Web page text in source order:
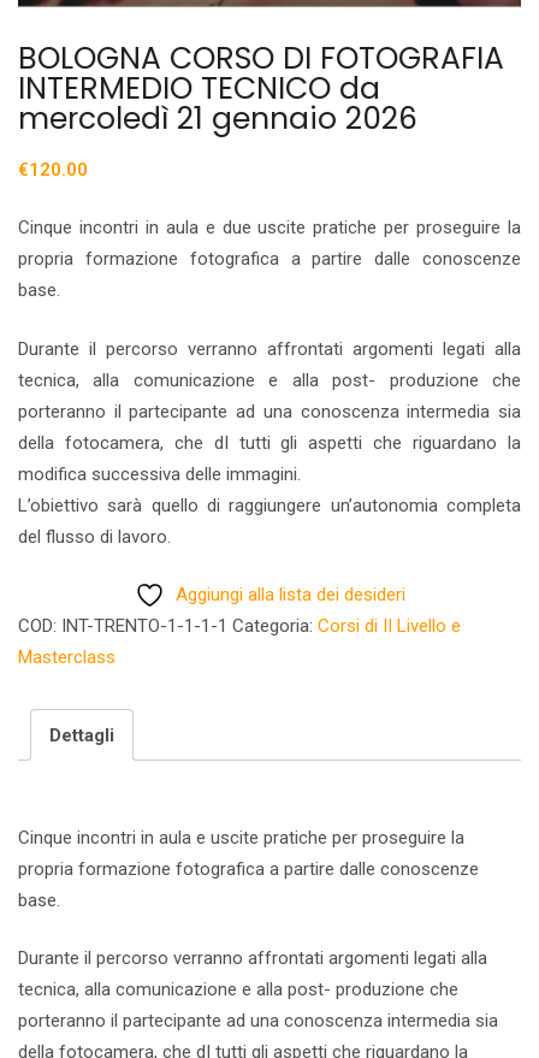
BOLOGNA CORSO DI FOTOGRAFIA
INTERMEDIO TECNICO da
mercoledì 21 gennaio 2026
€120.00
Cinque incontri in aula e due uscite pratiche per proseguire la
propria formazione fotografica a partire dalle conoscenze
base.
Durante il percorso verranno affrontati argomenti legati alla
tecnica, alla comunicazione e alla post- produzione che
porteranno il partecipante ad una conoscenza intermedia sia
della fotocamera, che dI tutti gli aspetti che riguardano la
modifica successiva delle immagini.
L’obiettivo sarà quello di raggiungere un’autonomia completa
del flusso di lavoro.
Aggiungi alla lista dei desideri
COD: INT-TRENTO-1-1-1-1 Categoria: Corsi di II Livello e
Masterclass
Dettagli
Cinque incontri in aula e uscite pratiche per proseguire la
propria formazione fotografica a partire dalle conoscenze
base.
Durante il percorso verranno affrontati argomenti legati alla
tecnica, alla comunicazione e alla post- produzione che
porteranno il partecipante ad una conoscenza intermedia sia
della fotocamera, che dI tutti gli aspetti che riguardano la